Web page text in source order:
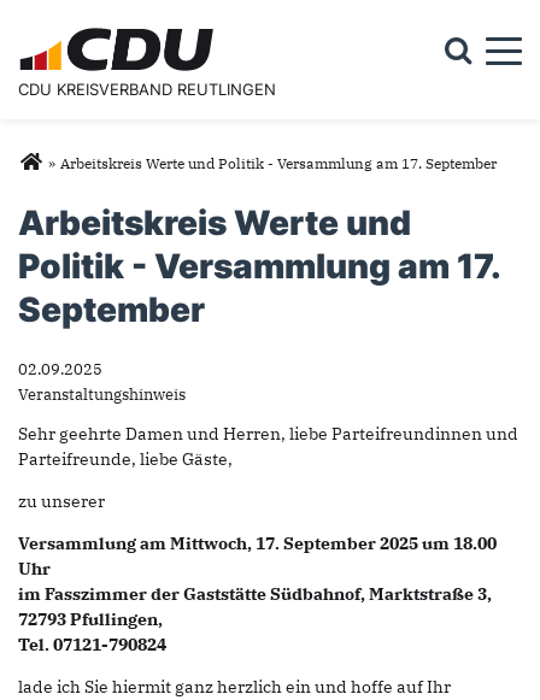
CDU KREISVERBAND REUTLINGEN
Suchformular
Sie sind hier
» Arbeitskreis Werte und Politik - Versammlung am 17. September
Arbeitskreis Werte und
Politik - Versammlung am 17.
September
02.09.2025
Veranstaltungshinweis
Sehr geehrte Damen und Herren, liebe Parteifreundinnen und
Parteifreunde, liebe Gäste,
zu unserer
Versammlung am Mittwoch, 17. September 2025 um 18.00
Uhr
im Fasszimmer der Gaststätte Südbahnof, Marktstraße 3,
72793 Pfullingen,
Tel. 07121-790824
lade ich Sie hiermit ganz herzlich ein und hoffe auf Ihr